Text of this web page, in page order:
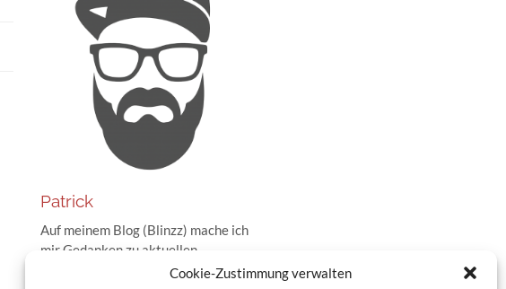
Cookie-Zustimmung verwalten
Patrick
Auf meinem Blog (Blinzz) mache ich
mir Gedanken zu aktuellen
Geschehnissen in der realen Welt